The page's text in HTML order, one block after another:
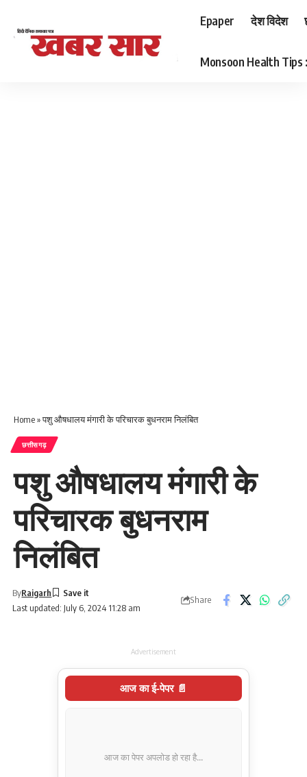
Epaper देश विदेश
Monsoon Health Tips :
Home»पशु औषधालय मंगारी के परिचारक बुधनराम निलंबित
छत्तीसगढ़
पशु औषधालय मंगारी के
परिचारक बुधनराम
निलंबित
Last updated: July 6, 2024 11:28 am
ByRaigarh
Share
Advertisement
आज का ई-पेपर 📄
आज का पेपर अपलोड हो रहा है...